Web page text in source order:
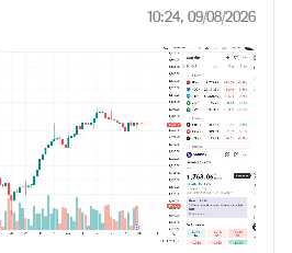
10:24, 09/08/2026